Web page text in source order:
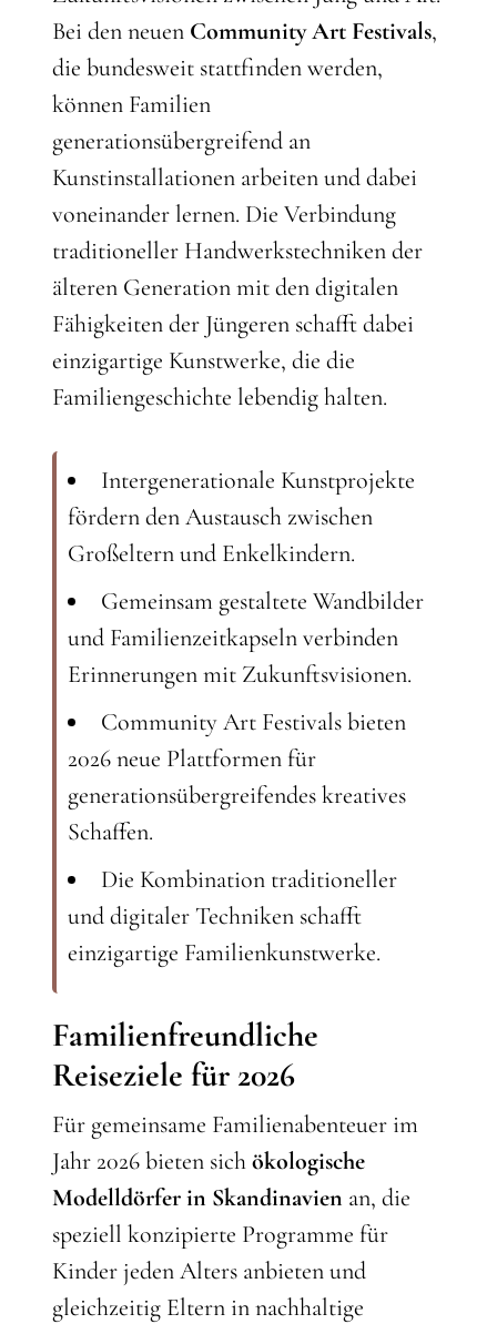
Bei den neuen Community Art Festivals,
die bundesweit stattfinden werden,
können Familien
generationsübergreifend an
Kunstinstallationen arbeiten und dabei
voneinander lernen. Die Verbindung
traditioneller Handwerkstechniken der
älteren Generation mit den digitalen
Fähigkeiten der Jüngeren schafft dabei
einzigartige Kunstwerke, die die
Familiengeschichte lebendig halten.
Intergenerationale Kunstprojekte
fördern den Austausch zwischen
Großeltern und Enkelkindern.
Gemeinsam gestaltete Wandbilder
und Familienzeitkapseln verbinden
Erinnerungen mit Zukunftsvisionen.
Community Art Festivals bieten
2026 neue Plattformen für
generationsübergreifendes kreatives
Schaffen.
Die Kombination traditioneller
und digitaler Techniken schafft
einzigartige Familienkunstwerke.
Familienfreundliche
Reiseziele für 2026
Für gemeinsame Familienabenteuer im
Jahr 2026 bieten sichökologische
Modelldörfer in Skandinavien an, die
speziell konzipierte Programme für
Kinder jeden Alters anbieten und
gleichzeitig Eltern in nachhaltige